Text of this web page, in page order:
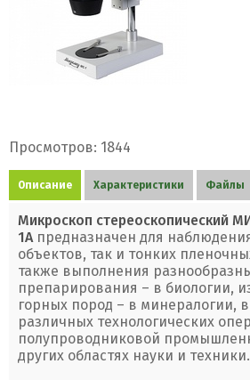
Просмотров: 1844
Описание Характеристики Файлы
Микроскоп стереоскопический
1Апредназначен для
объектов, так и тонких
также выполнения
препарирования – в биологии,
горных пород – в минералогии,
различных технологических
полупроводниковой
других областях науки и техники.